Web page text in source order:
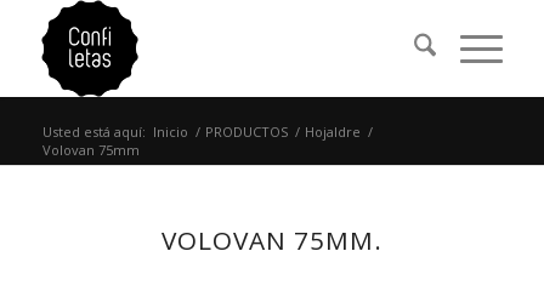
Usted está aquí: Inicio / PRODUCTOS / Hojaldre /
Volovan 75mm
VOLOVAN 75MM.